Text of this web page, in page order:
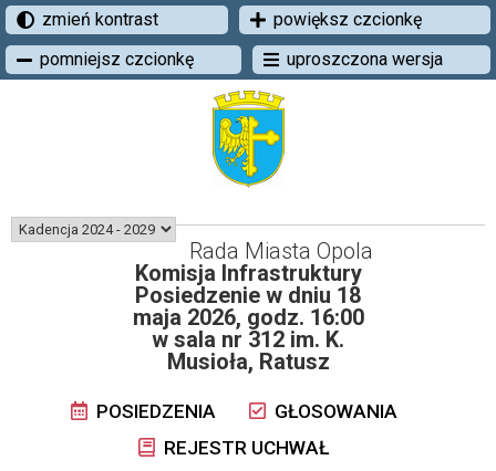
zmień kontrast
powiększ czcionkę
pomniejsz czcionkę
uproszczona wersja
Rada Miasta Opola
Komisja Infrastruktury
Posiedzenie w dniu 18
maja 2026, godz. 16:00
w sala nr 312 im. K.
Musioła, Ratusz
POSIEDZENIA
GŁOSOWANIA
REJESTR UCHWAŁ